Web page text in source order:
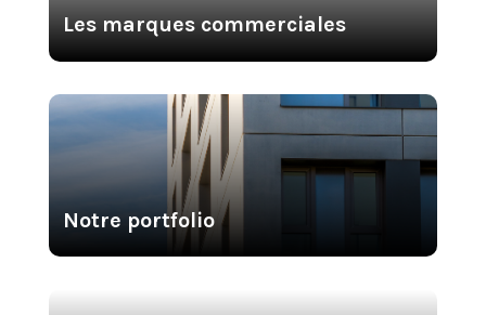
Les marques commerciales
Notre portfolio